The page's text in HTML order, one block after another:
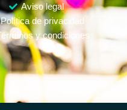
Aviso legal
Política de privacidad
y condiciones